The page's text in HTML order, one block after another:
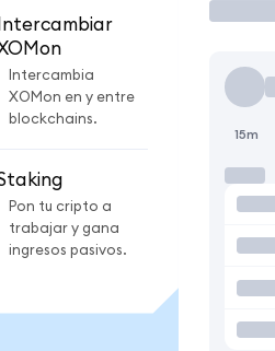
Intercambia
XOMon en y entre
blockchains.
Pon tu cripto a
trabajar y gana
ingresos pasivos.
15m